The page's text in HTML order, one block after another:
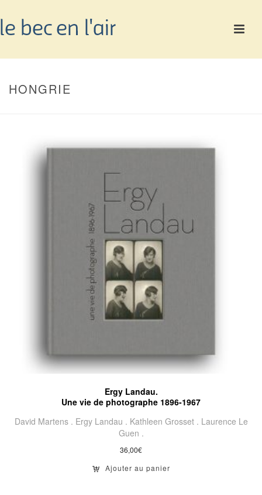
HONGRIE
Ergy Landau.
Une vie de photographe 1896-1967
David Martens . Ergy Landau . Kathleen Grosset . Laurence Le
Guen .
36,00€
Ajouter au panier